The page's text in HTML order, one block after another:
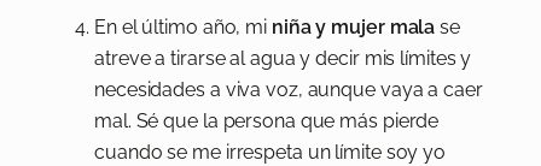
En el último año, mi niña y mujer mala se
atreve a tirarse al agua y decir mis límites y
necesidades a viva voz, aunque vaya a caer
mal. Sé que la persona que más pierde
cuando se me irrespeta un límite soy yo